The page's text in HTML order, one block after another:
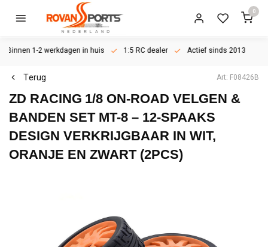
0
Binnen 1-2 werkdagen in huis 1:5 RC dealer Actief sinds 2013
Terug Art: F08426B
ZD RACING 1/8 ON-ROAD VELGEN &
BANDEN SET MT-8 – 12-SPAAKS
DESIGN VERKRIJGBAAR IN WIT,
ORANJE EN ZWART (2PCS)